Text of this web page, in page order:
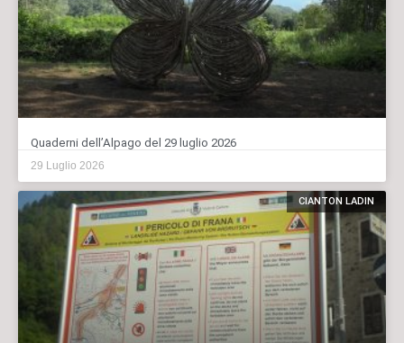
Quaderni dell’Alpago del 29 luglio 2026
29 Luglio 2026
CIANTON LADIN